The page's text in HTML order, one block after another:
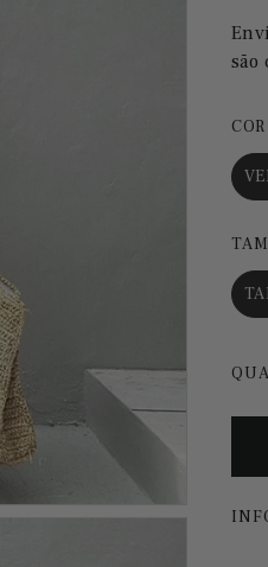
são
COR